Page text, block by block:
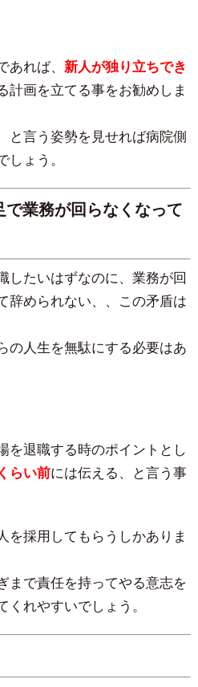
あれば、 新人が独り立ちでき
計画を立てる事をお勧めしま
と言う姿勢を見せれば病院側
しょう。
業務が回らなくなって
したいはずなのに、業務が回
辞められない、、この矛盾は
の人生を無駄にする必要はあ
を退職する時のポイントとし
らい前には伝える、と言う事
を採用してもらうしかありま
まで責任を持ってやる意志を
れやすいでしょう。